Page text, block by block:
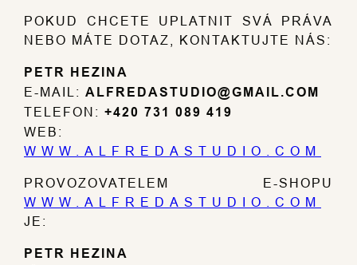
POKUD CHCETE UPLATNIT SVÁ PRÁVA
NEBO MÁTE DOTAZ, KONTAKTUJTE NÁS:
PETR HEZINA
E-MAIL: ALFREDASTUDIO@GMAIL.COM
TELEFON: +420 731 089 419
WEB:
WWW.ALFREDASTUDIO.COM
PROVOZOVATELEM E-SHOPU
WWW.ALFREDASTUDIO.COM
JE:
PETR HEZINA